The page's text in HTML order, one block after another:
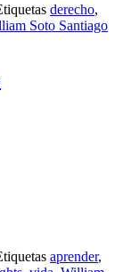
derecho,
Soto Santiago
aprender,